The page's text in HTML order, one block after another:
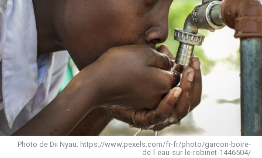
Photo de Dii Nyau: https://www.pexels.com/fr-fr/photo/garcon-boire-
de-l-eau-sur-le-robinet-1446504/